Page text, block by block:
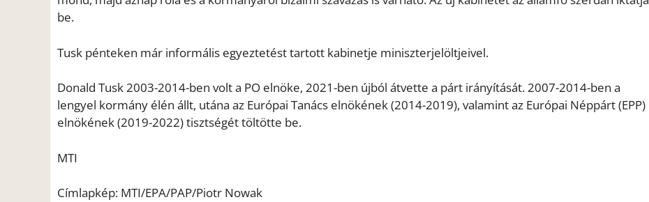
be.
Tusk pénteken már informális egyeztetést tartott kabinetje miniszterjelöltjeivel.
Donald Tusk 2003-2014-ben volt a PO elnöke, 2021-ben újból átvette a párt irányítását. 2007-2014-ben a
lengyel kormány élén állt, utána az Európai Tanács elnökének (2014-2019), valamint az Európai Néppárt (EPP)
elnökének (2019-2022) tisztségét töltötte be.
MTI
Címlapkép: MTI/EPA/PAP/Piotr Nowak